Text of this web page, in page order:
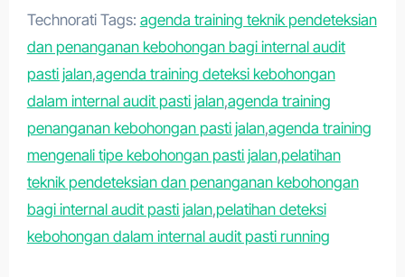
Technorati Tags: agenda training teknik pendeteksian
dan penanganan kebohongan bagi internal audit
pasti jalan,agenda training deteksi kebohongan
dalam internal audit pasti jalan,agenda training
penanganan kebohongan pasti jalan,agenda training
mengenali tipe kebohongan pasti jalan,pelatihan
teknik pendeteksian dan penanganan kebohongan
bagi internal audit pasti jalan,pelatihan deteksi
kebohongan dalam internal audit pasti running